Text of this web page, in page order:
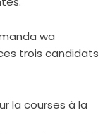
wa
trois candidats
la courses à la